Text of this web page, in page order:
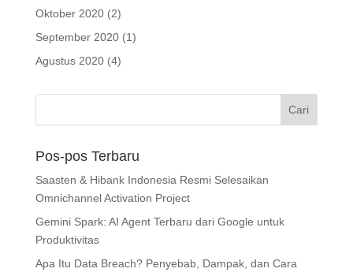
Oktober 2020(2)
September 2020(1)
Agustus 2020(4)
Pos-pos Terbaru
Saasten & Hibank Indonesia Resmi Selesaikan
Omnichannel Activation Project
Gemini Spark: AI Agent Terbaru dari Google untuk
Produktivitas
Apa Itu Data Breach? Penyebab, Dampak, dan Cara